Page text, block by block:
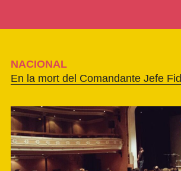
NACIONAL
En la mort del Comandante Jefe